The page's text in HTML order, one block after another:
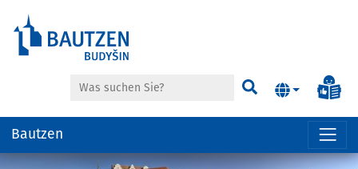
der
Suche Suchen
Bautzen